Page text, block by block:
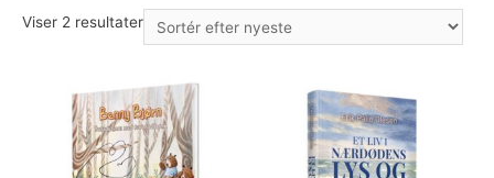
Viser 2 resultater